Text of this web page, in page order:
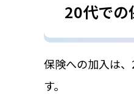
20代での
保険への加入は
す。